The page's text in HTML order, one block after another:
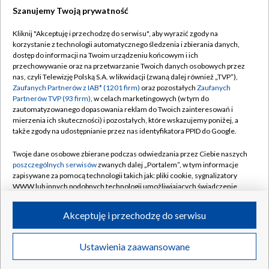
TVP
Abonament TVP
Emisja w TVP
Centrum informacji TVP
Naziemna Telewizja Cyfrowa
Rada Programowa
System NOS
Informacje o nadawcy
Program dla prasy
Ogłoszenie przetargowe
Regulamin TVP
Polityka prywatności
Moje zgody
Pomoc
Kontakt
Kanały
©2026 Telewizja Polska S.A. w likwidacji
Szanujemy Twoją prywatność
Kliknij "Akceptuję i przechodzę do serwisu", aby wyrazić zgody na
korzystanie z technologii automatycznego śledzenia i zbierania danych,
dostęp do informacji na Twoim urządzeniu końcowym i ich
przechowywanie oraz na przetwarzanie Twoich danych osobowych przez
nas, czyli Telewizję Polską S.A. w likwidacji (zwaną dalej również „TVP”),
Zaufanych Partnerów z IAB* (1201 firm) oraz pozostałych Zaufanych
Partnerów TVP (93 firm), w celach marketingowych (w tym do
zautomatyzowanego dopasowania reklam do Twoich zainteresowań i
mierzenia ich skuteczności) i pozostałych, które wskazujemy poniżej, a
także zgody na udostępnianie przez nas identyfikatora PPID do Google.
Twoje dane osobowe zbierane podczas odwiedzania przez Ciebie naszych
poszczególnych serwisówzwanych dalej „Portalem”, w tym informacje
zapisywane za pomocą technologii takich jak: pliki cookie, sygnalizatory
WWW lub innych podobnych technologii umożliwiających świadczenie
ruchu w Internecie.
Twoje dane osobowe zbierane podczas odwiedzania przez Ciebie
poszczególnych serwisówna Portalu, takie jak adresy IP, identyfikatory
Ustawienia zaawansowane
Akceptuję i przechodzę do serwisu